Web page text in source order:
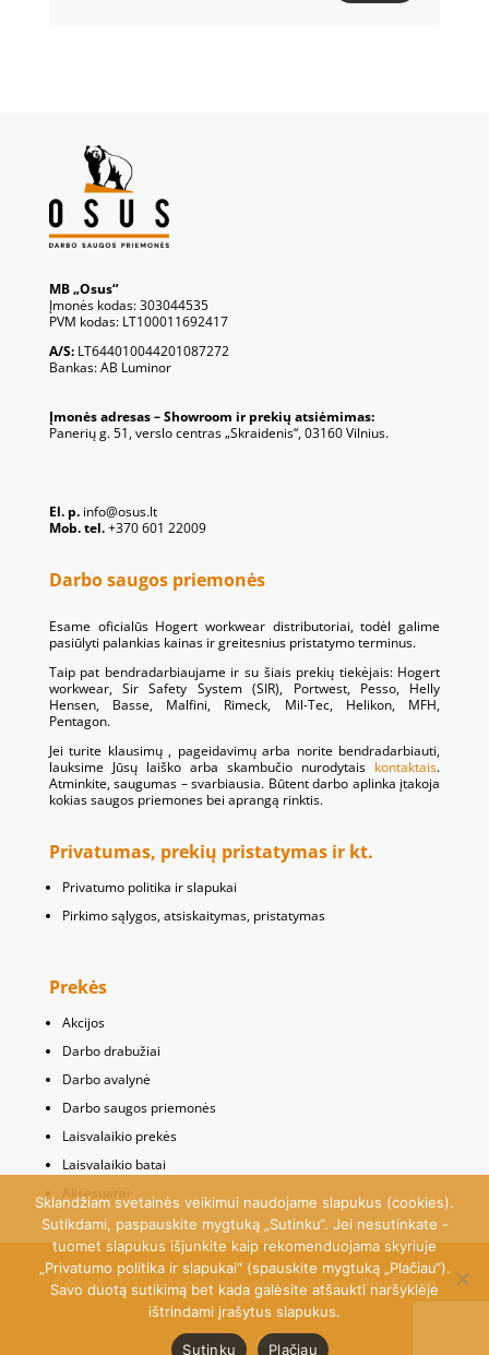
MB „Osus“
Įmonės kodas: 303044535
PVM kodas: LT100011692417
A/S:LT644010044201087272
Bankas: AB Luminor
Įmonės adresas – Showroom ir prekių atsiėmimas:
Panerių g. 51, verslo centras „Skraidenis“, 03160 Vilnius.
El. p.info@osus.lt
Mob. tel.+370 601 22009
Darbo saugos priemonės
Esame oficialūs Hogert workwear distributoriai, todėl galime
pasiūlyti palankias kainas ir greitesnius pristatymo terminus.
Taip pat bendradarbiaujame ir su šiais prekių tiekėjais: Hogert
workwear, Sir Safety System (SIR), Portwest, Pesso, Helly
Hensen, Basse, Malfini, Rimeck, Mil-Tec, Helikon, MFH,
Pentagon.
Jei turite klausimų , pageidavimų arba norite bendradarbiauti,
lauksime Jūsų laiško arba skambučio nurodytais kontaktais.
Atminkite, saugumas – svarbiausia. Būtent darbo aplinka įtakoja
kokias saugos priemones bei aprangą rinktis.
Privatumas, prekių pristatymas ir kt.
Privatumo politika ir slapukai
Pirkimo sąlygos, atsiskaitymas, pristatymas
Prekės
Akcijos
Darbo drabužiai
Darbo avalynė
Darbo saugos priemonės
Laisvalaikio prekės
Laisvalaikio batai
Aksesuarai
© osus.lt 2023 | © Internetinių svetainių kūrimas –Dipolis.com
2020
Sklandžiam svetainės veikimui naudojame slapukus (cookies).
Sutikdami, paspauskite mygtuką „Sutinku“. Jei nesutinkate -
tuomet slapukus išjunkite kaip rekomenduojama skyriuje
„Privatumo politika ir slapukai“ (spauskite mygtuką „Plačiau“).
Savo duotą sutikimą bet kada galėsite atšaukti naršyklėje
ištrindami įrašytus slapukus.
Sutinku Plačiau